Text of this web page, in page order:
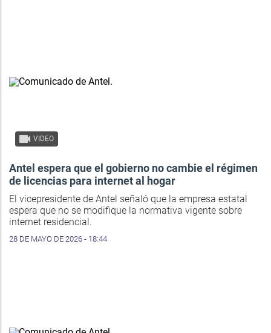
VIDEO
Antel espera que el gobierno no cambie el régimen
de licencias para internet al hogar
El vicepresidente de Antel señaló que la empresa estatal
espera que no se modifique la normativa vigente sobre
internet residencial.
28 DE MAYO DE 2026 - 18:44